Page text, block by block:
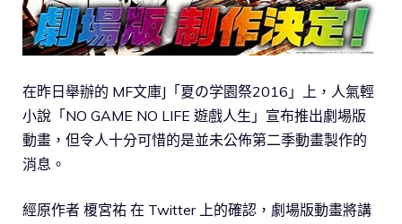
在昨日舉辦的 MF文庫J「夏の学園祭2016」上，人氣輕
小說「NO GAME NO LIFE 遊戲人生」宣布推出劇場版
動畫，但令人十分可惜的是並未公佈第二季動畫製作的
消息。
經原作者 榎宮祐 在 Twitter 上的確認，劇場版動畫將講